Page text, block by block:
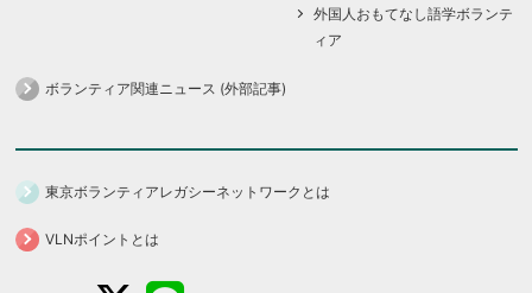
外国人おもてなし語学ボランテ
ィア
ボランティア関連ニュース (外部記事)
東京ボランティアレガシーネットワークとは
VLNポイントとは